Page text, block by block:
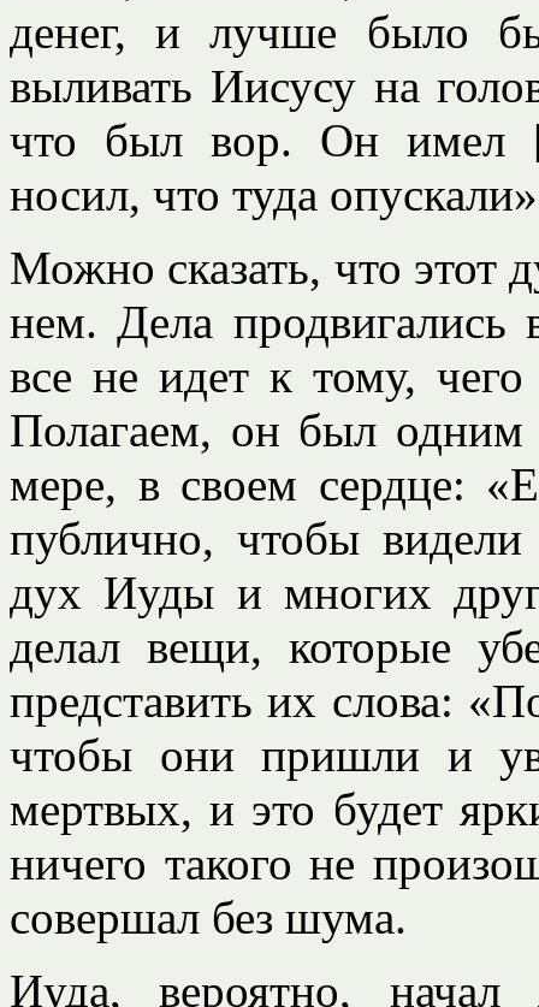
денег, и лучше было
выливать Иисусу на
что был вор. Он имел
носил, что туда
Можно сказать, что этот
нем. Дела продвигались
все не идет к тому,
Полагаем, он был одним
мере, в своем сердце:
публично, чтобы
дух Иуды и многих
делал вещи, которые
представить их слова:
чтобы они пришли и
мертвых, и это будет
ничего такого не
совершал без шума.
Иуда, вероятно,